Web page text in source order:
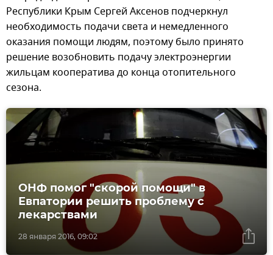
Республики Крым Сергей Аксенов подчеркнул
необходимость подачи света и немедленного
оказания помощи людям, поэтому было принято
решение возобновить подачу электроэнергии
жильцам кооператива до конца отопительного
сезона.
28 января 2016, 09:02
ОНФ помог "скорой помощи" в
Евпатории решить проблему с
лекарствами